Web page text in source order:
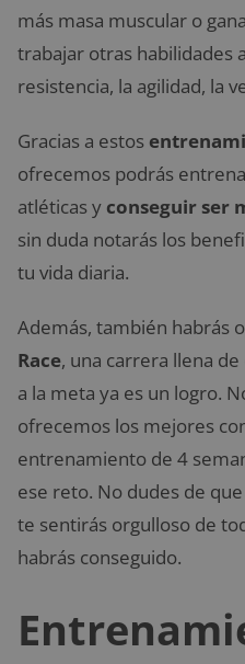
más masa muscular o
trabajar otras habilidades
resistencia, la agilidad, la
Gracias a estos
ofrecemos podrás
atléticas y conseguir ser
sin duda notarás los
tu vida diaria.
Además, también habrás
Race, una carrera llena
a la meta ya es un logro.
ofrecemos los mejores
entrenamiento de 4
ese reto. No dudes de
te sentirás orgulloso de
habrás conseguido.